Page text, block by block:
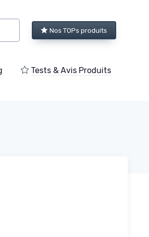
Nos TOPs produits
Tests & Avis Produits